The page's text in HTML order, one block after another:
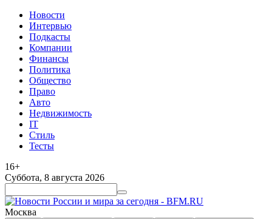
Новости
Интервью
Подкасты
Компании
Финансы
Политика
Общество
Право
Авто
Недвижимость
IT
Стиль
Тесты
16+
Суббота, 8 августа 2026
Москва